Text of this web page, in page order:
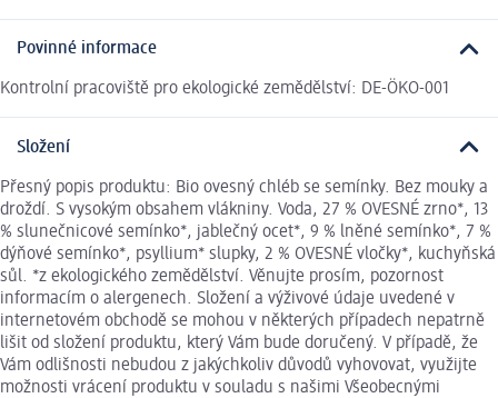
Povinné informace
Kontrolní pracoviště pro ekologické zemědělství: DE-ÖKO-001
Složení
Přesný popis produktu: Bio ovesný chléb se semínky. Bez mouky a
droždí. S vysokým obsahem vlákniny. Voda, 27 % OVESNÉ zrno*, 13
% slunečnicové semínko*, jablečný ocet*, 9 % lněné semínko*, 7 %
dýňové semínko*, psyllium* slupky, 2 % OVESNÉ vločky*, kuchyňská
sůl. *z ekologického zemědělství. Věnujte prosím, pozornost
informacím o alergenech. Složení a výživové údaje uvedené v
internetovém obchodě se mohou v některých případech nepatrně
lišit od složení produktu, který Vám bude doručený. V případě, že
Vám odlišnosti nebudou z jakýchkoliv důvodů vyhovovat, využijte
možnosti vrácení produktu v souladu s našimi Všeobecnými